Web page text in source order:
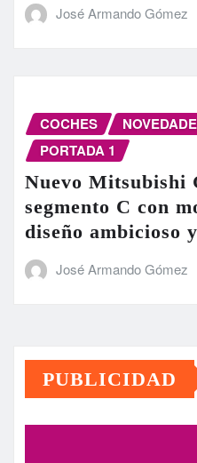
José Armando Gómez
COCHES
PORTADA 1
Nuevo Mitsubishi
segmento C con
diseño ambicioso
José Armando Gómez
PUBLICIDAD